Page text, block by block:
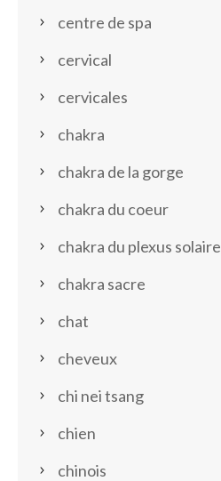
centre de spa
cervical
cervicales
chakra
chakra de la gorge
chakra du coeur
chakra du plexus solaire
chakra sacre
chat
cheveux
chi nei tsang
chien
chinois